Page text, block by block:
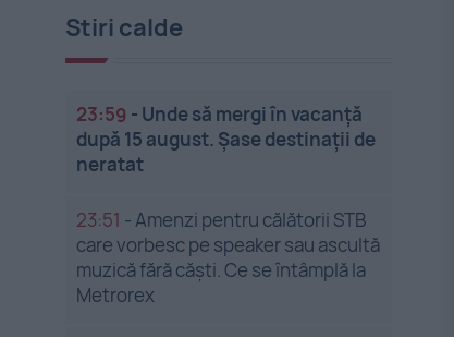
Stiri calde
23:59 - Unde să mergi în vacanță
după 15 august. Șase destinații de
neratat
23:51 -Amenzi pentru călătorii STB
care vorbesc pe speaker sau ascultă
muzică fără căști. Ce se întâmplă la
Metrorex